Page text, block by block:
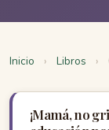
Inicio › Libros ›
¡Mamá, no